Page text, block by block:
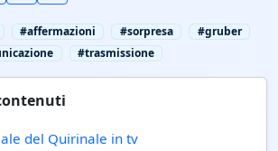
#affermazioni #sorpresa
#gruber
#trasmissione
del Quirinale in tv